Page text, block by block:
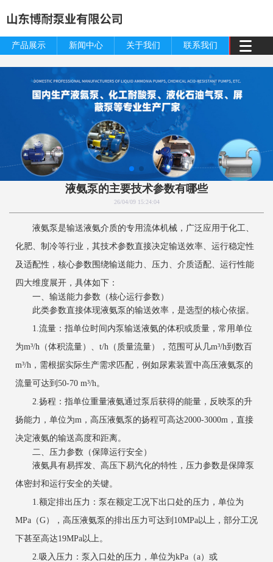
产品展示 新闻中心 关于我们 联系我们
液氨泵的主要技术参数有哪些
26/04/09 15:24:04
液氨泵是输送液氨介质的专用流体机械，广泛应用于化工、
化肥、制冷等行业，其技术参数直接决定输送效率、运行稳定性
及适配性，核心参数围绕输送能力、压力、介质适配、运行性能
四大维度展开，具体如下：
一、输送能力参数（核心运行参数）
此类参数直接体现液氨泵的输送效率，是选型的核心依据。
1.流量：指单位时间内泵输送液氨的体积或质量，常用单位
为m³/h（体积流量）、t/h（质量流量），范围可从几m³/h到数百
m³/h，需根据实际生产需求匹配，例如尿素装置中高压液氨泵的
流量可达到50-70 m³/h。
2.扬程：指单位重量液氨通过泵后获得的能量，反映泵的升
扬能力，单位为m，高压液氨泵的扬程可高达2000-3000m，直接
决定液氨的输送高度和距离。
二、压力参数（保障运行安全）
液氨具有易挥发、高压下易汽化的特性，压力参数是保障泵
体密封和运行安全的关键。
1.额定排出压力：泵在额定工况下出口处的压力，单位为
MPa（G），高压液氨泵的排出压力可达到10MPa以上，部分工况
下甚至高达19MPa以上。
2.吸入压力：泵入口处的压力，单位为kPa（a）或